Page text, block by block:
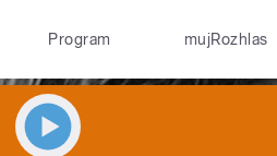
Program mujRozhlas